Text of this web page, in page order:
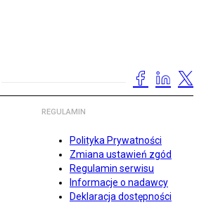
REGULAMIN
Polityka Prywatności
Zmiana ustawień zgód
Regulamin serwisu
Informacje o nadawcy
Deklaracja dostępności